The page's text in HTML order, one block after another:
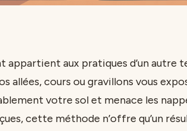
appartient aux pratiques d’un autre
allées, cours ou gravillons vous
votre sol et menace les
cette méthode n’offre qu’un